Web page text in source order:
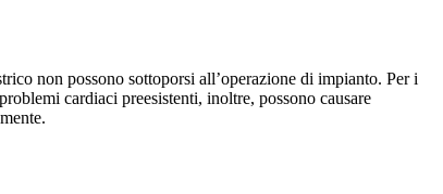
non possono sottoporsi all’operazione di impianto. Per i
cardiaci preesistenti, inoltre, possono causare